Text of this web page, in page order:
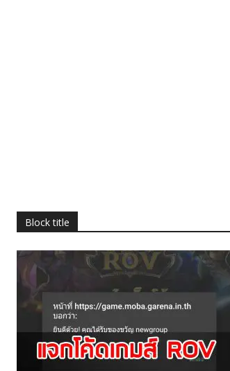
Block title